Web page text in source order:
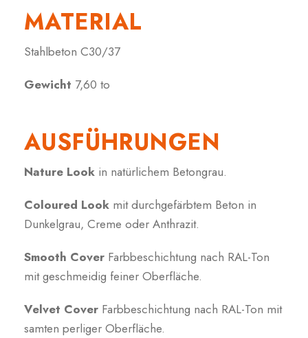
MATERIAL
Stahlbeton C30/37
Gewicht 7,60 to
AUSFÜHRUNGEN
Nature Look in natürlichem Betongrau.
Coloured Look mit durchgefärbtem Beton in
Dunkelgrau, Creme oder Anthrazit.
Smooth Cover Farbbeschichtung nach RAL-Ton
mit geschmeidig feiner Oberfläche.
Velvet Cover Farbbeschichtung nach RAL-Ton mit
samten perliger Oberfläche.